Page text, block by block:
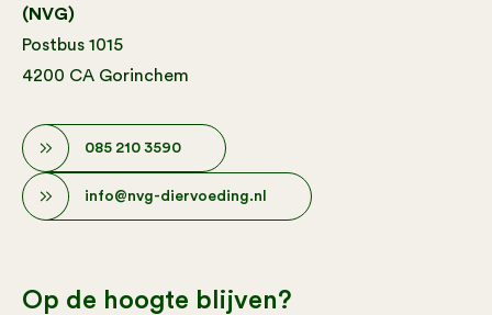
(NVG)
Postbus 1015
4200 CA Gorinchem
085 210 3590
info@nvg-diervoeding.nl
Op de hoogte blijven?